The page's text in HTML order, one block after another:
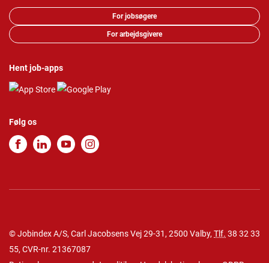
For jobsøgere
For arbejdsgivere
Hent job-apps
Følg os
© Jobindex A/S, Carl Jacobsens Vej 29-31, 2500 Valby, Tlf. 38 32 33
55, CVR-nr. 21367087